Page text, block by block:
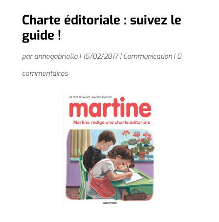
Charte éditoriale : suivez le
guide !
par annegabrielle| 15/02/2017| Communication| 0
commentaires